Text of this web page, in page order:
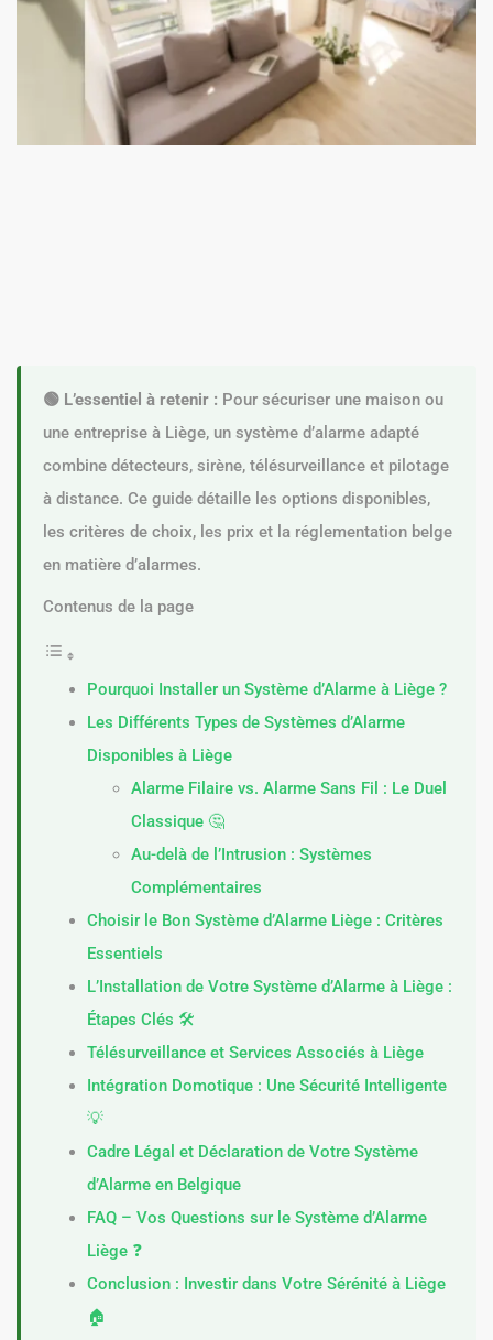
🟢 L’essentiel à retenir : Pour sécuriser une maison ou
une entreprise à Liège, un système d’alarme adapté
combine détecteurs, sirène, télésurveillance et pilotage
à distance. Ce guide détaille les options disponibles,
les critères de choix, les prix et la réglementation belge
en matière d’alarmes.
Contenus de la page
Pourquoi Installer un Système d’Alarme à Liège ?
Les Différents Types de Systèmes d’Alarme
Disponibles à Liège
Alarme Filaire vs. Alarme Sans Fil : Le Duel
Classique 🤔
Au-delà de l’Intrusion : Systèmes
Complémentaires
Choisir le Bon Système d’Alarme Liège : Critères
Essentiels
L’Installation de Votre Système d’Alarme à Liège :
Étapes Clés 🛠️
Télésurveillance et Services Associés à Liège
Intégration Domotique : Une Sécurité Intelligente
💡
Cadre Légal et Déclaration de Votre Système
d’Alarme en Belgique
FAQ – Vos Questions sur le Système d’Alarme
Liège ❓
Conclusion : Investir dans Votre Sérénité à Liège
🏠